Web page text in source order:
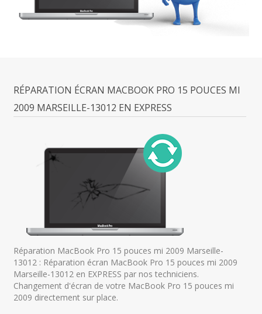
RÉPARATION ÉCRAN MACBOOK PRO 15 POUCES MI
2009 MARSEILLE-13012 EN EXPRESS
Réparation MacBook Pro 15 pouces mi 2009 Marseille-
13012 : Réparation écran MacBook Pro 15 pouces mi 2009
Marseille-13012 en EXPRESS par nos techniciens.
Changement d'écran de votre MacBook Pro 15 pouces mi
2009 directement sur place.